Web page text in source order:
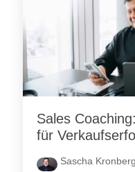
Sales
für
Sascha Kronberg